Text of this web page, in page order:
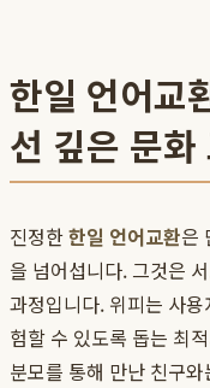
한일 언어교
선 깊은 문
진정한한일 언어교환은
을 넘어섭니다. 그것은
과정입니다. 위피는 사
험할 수 있도록 돕는 최
분모를 통해 만난 친구